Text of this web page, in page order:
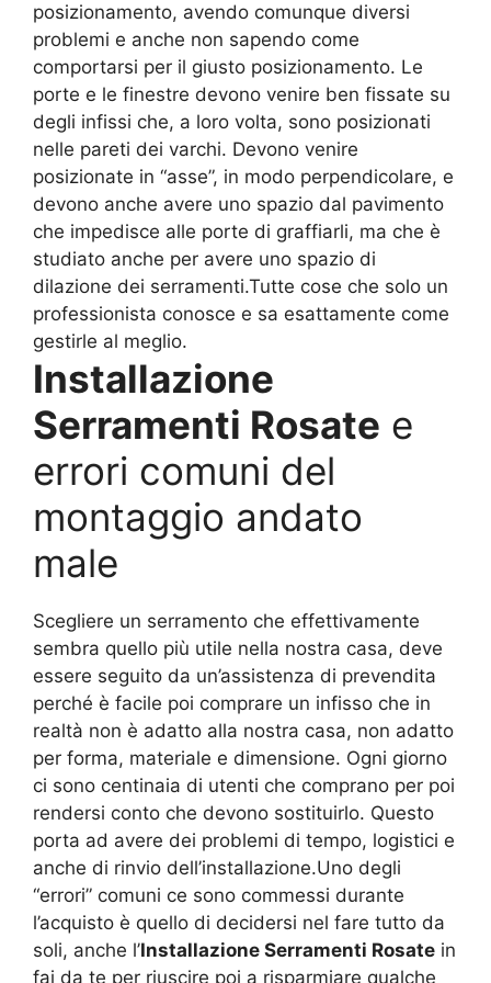
posizionamento, avendo comunque diversi
problemi e anche non sapendo come
comportarsi per il giusto posizionamento. Le
porte e le finestre devono venire ben fissate su
degli infissi che, a loro volta, sono posizionati
nelle pareti dei varchi. Devono venire
posizionate in “asse”, in modo perpendicolare, e
devono anche avere uno spazio dal pavimento
che impedisce alle porte di graffiarli, ma che è
studiato anche per avere uno spazio di
dilazione dei serramenti.Tutte cose che solo un
professionista conosce e sa esattamente come
gestirle al meglio.
Installazione
Serramenti Rosate e
errori comuni del
montaggio andato
male
Scegliere un serramento che effettivamente
sembra quello più utile nella nostra casa, deve
essere seguito da un’assistenza di prevendita
perché è facile poi comprare un infisso che in
realtà non è adatto alla nostra casa, non adatto
per forma, materiale e dimensione. Ogni giorno
ci sono centinaia di utenti che comprano per poi
rendersi conto che devono sostituirlo. Questo
porta ad avere dei problemi di tempo, logistici e
anche di rinvio dell’installazione.Uno degli
“errori” comuni ce sono commessi durante
l’acquisto è quello di decidersi nel fare tutto da
soli, anche l’Installazione Serramenti Rosate in
fai da te per riuscire poi a risparmiare qualche